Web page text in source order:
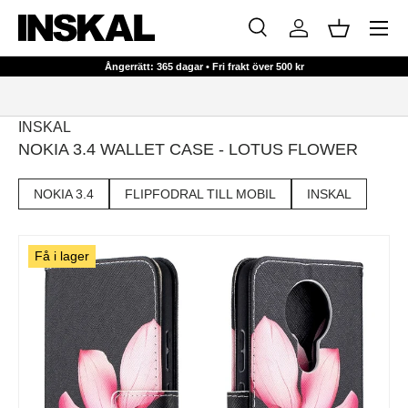
HOPPA TILL INNEHÅLL
Sök
Sök Logga inKorg
Meny
Ångerrätt: 365 dagar • Fri frakt över 500 kr
INSKAL
NOKIA 3.4 WALLET CASE - LOTUS FLOWER
NOKIA 3.4 FLIPFODRAL TILL MOBIL INSKAL
Få i lager